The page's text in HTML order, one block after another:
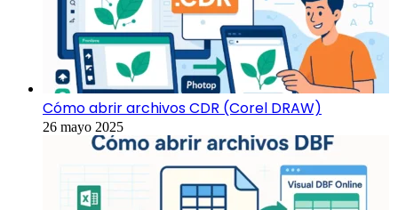
Cómo abrir archivos CDR (Corel DRAW)
26 mayo 2025